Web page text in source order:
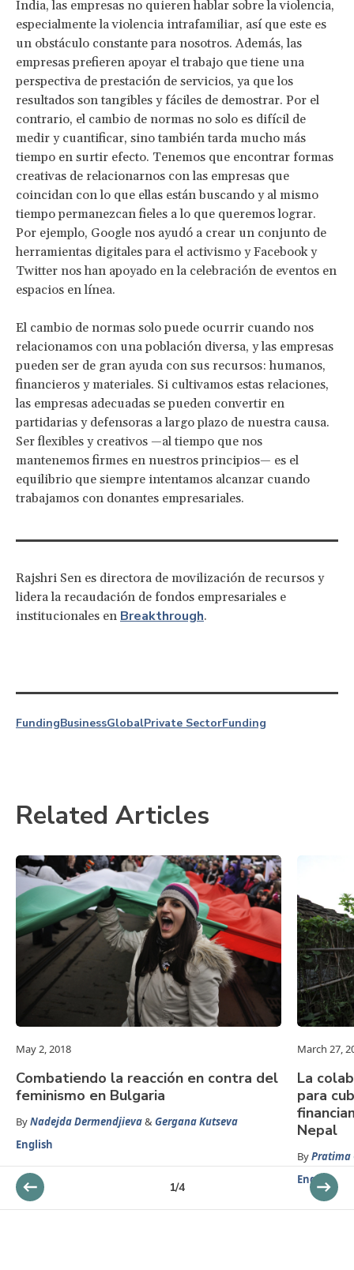
India, las empresas no quieren hablar sobre la violencia,
especialmente la violencia intrafamiliar, así que este es
un obstáculo constante para nosotros. Además, las
empresas prefieren apoyar el trabajo que tiene una
perspectiva de prestación de servicios, ya que los
resultados son tangibles y fáciles de demostrar. Por el
contrario, el cambio de normas no solo es difícil de
medir y cuantificar, sino también tarda mucho más
tiempo en surtir efecto. Tenemos que encontrar formas
creativas de relacionarnos con las empresas que
coincidan con lo que ellas están buscando y al mismo
tiempo permanezcan fieles a lo que queremos lograr.
Por ejemplo, Google nos ayudó a crear un conjunto de
herramientas digitales para el activismo y Facebook y
Twitter nos han apoyado en la celebración de eventos en
espacios en línea.
El cambio de normas solo puede ocurrir cuando nos
relacionamos con una población diversa, y las empresas
pueden ser de gran ayuda con sus recursos: humanos,
financieros y materiales. Si cultivamos estas relaciones,
las empresas adecuadas se pueden convertir en
partidarias y defensoras a largo plazo de nuestra causa.
Ser flexibles y creativos —al tiempo que nos
mantenemos firmes en nuestros principios— es el
equilibrio que siempre intentamos alcanzar cuando
trabajamos con donantes empresariales.
Rajshri Sen es directora de movilización de recursos y
lidera la recaudación de fondos empresariales e
institucionales en Breakthrough.
FundingBusinessGlobalPrivate SectorFunding
Related Articles
May 2, 2018
Combatiendo la reacción en contra del
feminismo en Bulgaria
ByNadejda Dermendjieva&Gergana Kutseva
English
March 27,
La
para
Nepal
ByPratima
English
1/4